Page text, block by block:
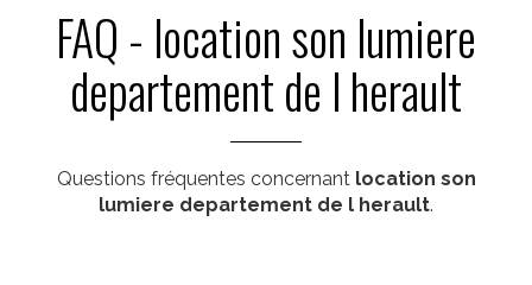
FAQ - location son lumiere
departement de l herault
Questions fréquentes concernant location son
lumiere departement de l herault.